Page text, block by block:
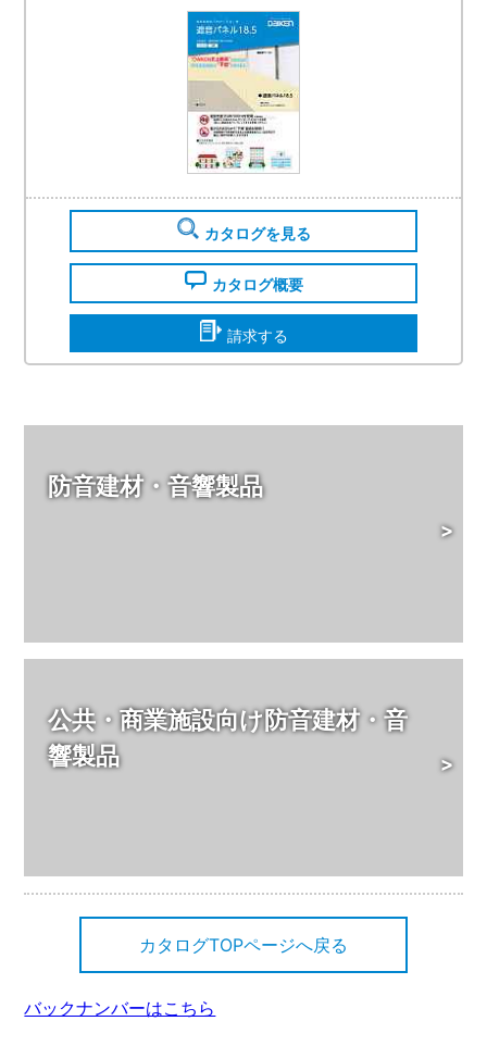
カタログを見る
カタログ概要
請求する
防音建材・音響製品
>
公共・商業施設向け防音建材・音
響製品
>
カタログTOPページへ戻る
バックナンバーはこちら